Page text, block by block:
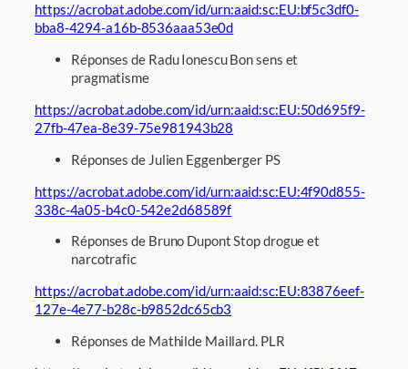
https://acrobat.adobe.com/id/urn:aaid:sc:EU:bf5c3df0-
bba8-4294-a16b-8536aaa53e0d
Réponses de Radu Ionescu Bon sens et
pragmatisme
https://acrobat.adobe.com/id/urn:aaid:sc:EU:50d695f9-
27fb-47ea-8e39-75e981943b28
Réponses de Julien Eggenberger PS
https://acrobat.adobe.com/id/urn:aaid:sc:EU:4f90d855-
338c-4a05-b4c0-542e2d68589f
Réponses de Bruno Dupont Stop drogue et
narcotrafic
https://acrobat.adobe.com/id/urn:aaid:sc:EU:83876eef-
127e-4e77-b28c-b9852dc65cb3
Réponses de Mathilde Maillard. PLR